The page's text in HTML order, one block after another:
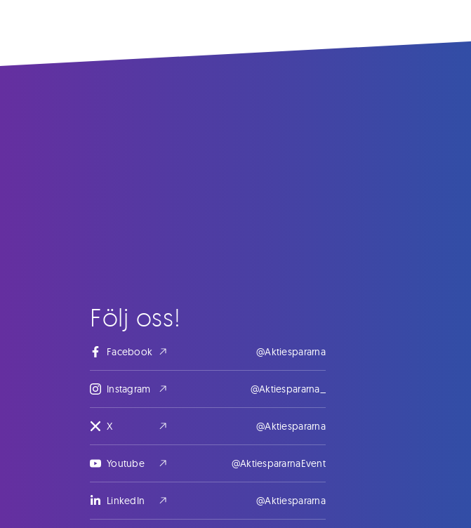
Följ oss!
Facebook @Aktiespararna
Instagram @Aktiespararna_
X @Aktiespararna
Youtube @AktiespararnaEvent
LinkedIn @Aktiespararna